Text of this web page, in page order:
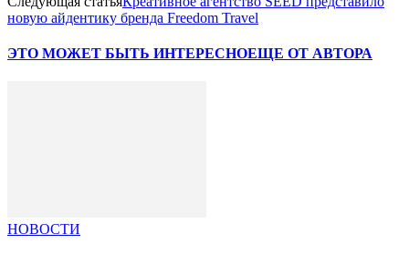
новую айдентику бренда Freedom Travel
ЭТО МОЖЕТ БЫТЬ ИНТЕРЕСНОЕЩЕ ОТ АВТОРА
НОВОСТИ